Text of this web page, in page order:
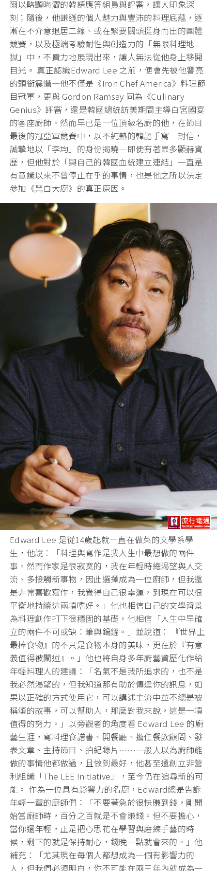
爾以略顯晦澀的韓語應答組員與評審，讓人印象深
刻；隨後，他謙遜的個人魅力與豐沛的料理底蘊，逐
漸在不介意退居二線、或在緊要關頭挺身而出的團體
競賽，以及極端考驗耐性與創造力的「無限料理地
獄」中，不費力地展現出來，讓人無法從他身上移開
目光。 真正認識Edward Lee 之前，便會先被他響亮
的頭銜震懾—他不僅是《Iron Chef America》料理節
目冠軍，更與 Gordon Ramsay 同為《Culinary
Genius》評審，還是韓國總統訪美期間主導白宮國宴
的客座廚師。然而早已是一位頂級名廚的他，在節目
最後的冠亞軍競賽中，以不純熟的韓語手寫一封信，
誠摯地以「李均」的身份揭曉—即便有著眾多顯赫資
歷，但他對於「與自己的韓國血統建立連結」一直是
有意識以來不曾停止在乎的事情，也是他之所以決定
參加《黑白大廚》的真正原因。
Edward Lee 是從14歲起就一直在做菜的文學系學
生，他說：「料理與寫作是我人生中最想做的兩件
事。然而作家是很寂寞的，我在年輕時總渴望與人交
流、多接觸新事物，因此選擇成為一位廚師，但我還
是非常喜歡寫作，我覺得自己很幸運，到現在可以很
平衡地持續這兩項嗜好。」他也相信自己的文學背景
為料理創作打下很穩固的基礎，他相信「人生中早確
立的兩件不可或缺：筆與鍋鏟。」並說道： 『世界上
最棒食物』的不只是食物本身的美味，更在於『有意
義值得被闡述』。」他也將自身多年廚藝資歷化作給
年輕料理人的建議：「名氣不是我所追求的，也不是
我必然渴望的，但我知道那有助於傳達你的訊息，如
果以正確的方式使用它，可以講述主流中並不總是被
稱頌的故事，可以幫助人，那麼對我來說，這是一項
值得的努力。」以旁觀者的角度看 Edward Lee 的廚
藝生涯，寫料理食譜書、開餐廳、擔任餐飲顧問、發
表文章、主持節目、拍紀錄片⋯⋯一般人以為廚師能
做的事情他都做過，且做到最好，他甚至還創立非營
利組織「The LEE Initiative」，至今仍在追尋新的可
能。 作為一位具有影響力的名廚，Edward總是告訴
年輕一輩的廚師們：「不要著急於很快賺到錢，剛開
始當廚師時，百分之百就是不會賺錢。但不要擔心，
當你還年輕，正是把心思花在學習與磨練手藝的時
候，剩下的就是保持耐心，錢晚一點就會來的。」他
補充：「尤其現在每個人都想成為一個有影響力的
人，但我們必須明白，你不可能在兩三年內就成為一